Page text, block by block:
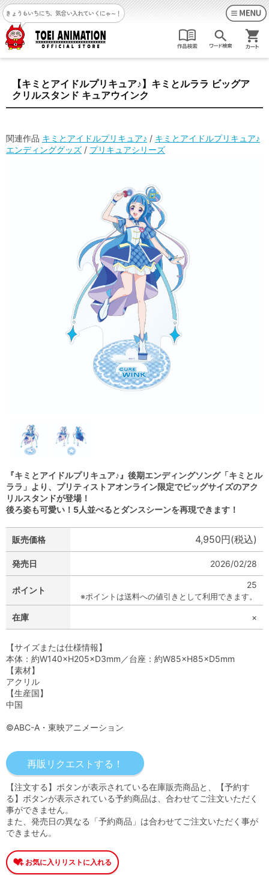
きょうもいちにち、気合い入れていくにゃ～！
【キミとアイドルプリキュア♪】キミとルララ ビッグア
クリルスタンド キュアウインク
関連作品 キミとアイドルプリキュア♪ / キミとアイドルプリキュア♪
エンディンググッズ / プリキュアシリーズ
『キミとアイドルプリキュア♪』後期エンディングソング「キミとル
ララ」より、プリティストアオンライン限定でビッグサイズのアク
リルスタンドが登場！
後ろ姿も可愛い！5人並べるとダンスシーンを再現できます！
販売価格 4,950円(税込)
発売日 2026/02/28
ポイント
25
※ポイントは送料への値引きとして利用できます。
在庫 ×
【サイズまたは仕様情報】
本体：約W140×H205×D3mm／台座：約W85×H85×D5mm
【素材】
アクリル
【生産国】
中国
©ABC-A・東映アニメーション
【注文する】ボタンが表示されている在庫販売商品と、【予約す
る】ボタンが表示されている予約商品は、合わせてご注文いただく
事ができません。
また、発売日の異なる「予約商品」は合わせてご注文いただく事が
できません。